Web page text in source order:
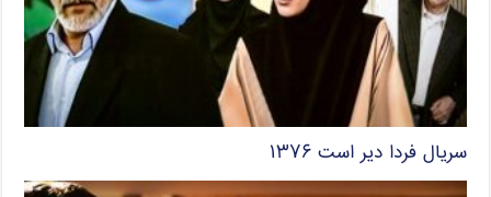
سریال فردا دیر است ۱۳۷۶